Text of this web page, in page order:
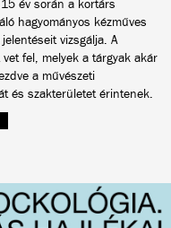
év során a kortárs
hagyományos kézműves
vizsgálja. A
fel, melyek a tárgyak akár
a művészeti
és szakterületet érintenek.